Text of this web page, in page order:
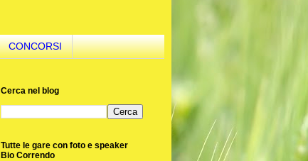
CONCORSI
Cerca nel blog
Tutte le gare con foto e speaker
Bio Correndo